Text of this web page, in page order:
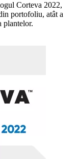
Corteva 2022,
portofoliu, atât a
plantelor.